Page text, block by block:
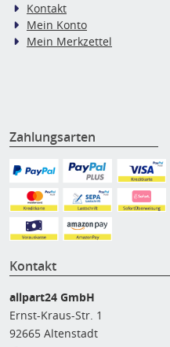
Kontakt
Mein Konto
Mein Merkzettel
Zahlungsarten
Kontakt
allpart24 GmbH
Ernst-Kraus-Str. 1
92665 Altenstadt